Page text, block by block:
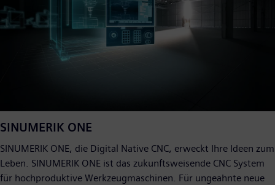
SINUMERIK ONE
SINUMERIK ONE, die Digital Native CNC, erweckt Ihre Ideen zum
Leben. SINUMERIK ONE ist das zukunftsweisende CNC System
für hochproduktive Werkzeugmaschinen. Für ungeahnte neue